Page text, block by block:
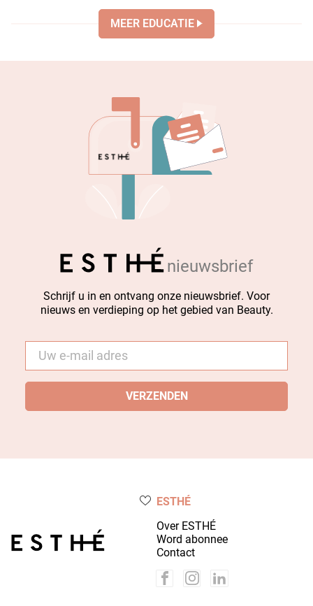
MEER EDUCATIE
nieuwsbrief
Schrijf u in en ontvang onze nieuwsbrief. Voor
nieuws en verdieping op het gebied van Beauty.
mail *
ESTHÉ
Over ESTHÉ
Word abonnee
Contact